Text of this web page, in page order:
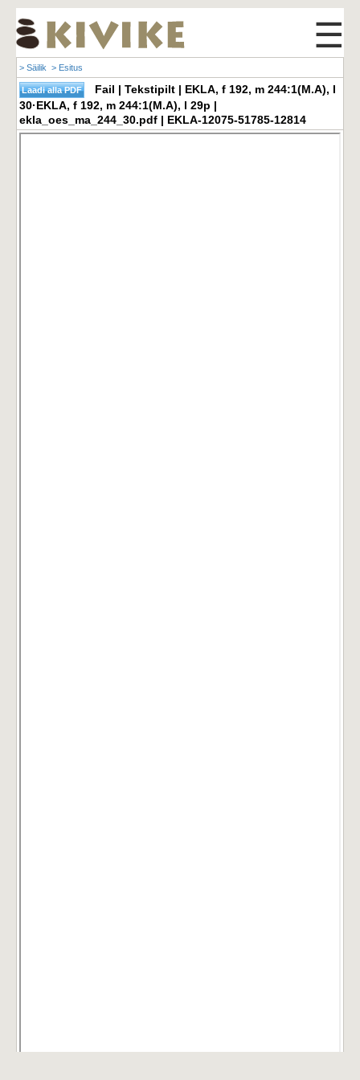
☰
> Säilik > Esitus
Fail | Tekstipilt | EKLA, f 192, m 244:1(M.A), l
30·EKLA, f 192, m 244:1(M.A), l 29p |
ekla_oes_ma_244_30.pdf | EKLA-12075-51785-12814